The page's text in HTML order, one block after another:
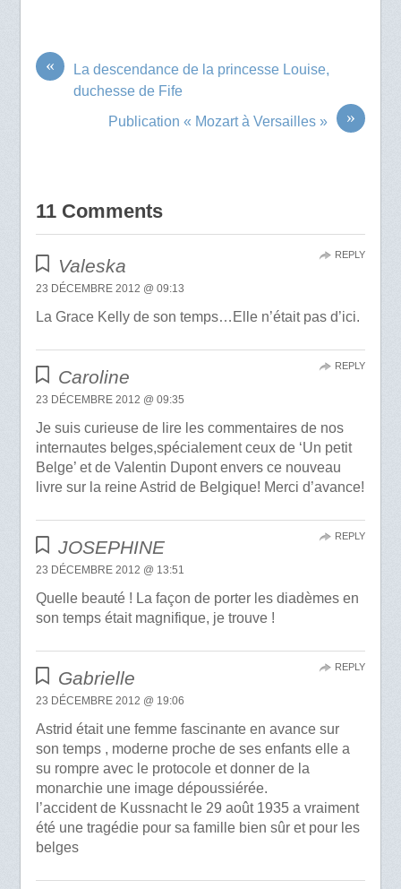
«
La descendance de la princesse Louise,
duchesse de Fife
»
Publication « Mozart à Versailles »
11 Comments
Valeska
23 DÉCEMBRE 2012 @ 09:13
La Grace Kelly de son temps…Elle n’était pas d’ici.
REPLY
Caroline
23 DÉCEMBRE 2012 @ 09:35
Je suis curieuse de lire les commentaires de nos
internautes belges,spécialement ceux de ‘Un petit
Belge’ et de Valentin Dupont envers ce nouveau
livre sur la reine Astrid de Belgique! Merci d’avance!
REPLY
JOSEPHINE
23 DÉCEMBRE 2012 @ 13:51
Quelle beauté ! La façon de porter les diadèmes en
son temps était magnifique, je trouve !
REPLY
Gabrielle
23 DÉCEMBRE 2012 @ 19:06
Astrid était une femme fascinante en avance sur
son temps , moderne proche de ses enfants elle a
su rompre avec le protocole et donner de la
monarchie une image dépoussiérée.
l’accident de Kussnacht le 29 août 1935 a vraiment
été une tragédie pour sa famille bien sûr et pour les
belges
REPLY